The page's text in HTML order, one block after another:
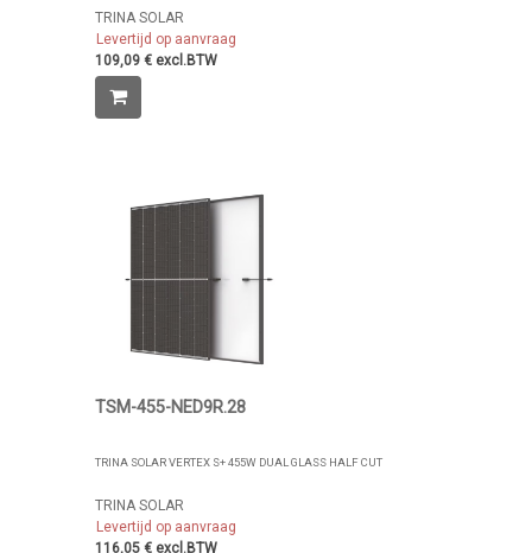
TRINA SOLAR
Levertijd op aanvraag
109,09 € excl.BTW
TSM-455-NED9R.28
TRINA SOLAR VERTEX S+ 455W DUAL GLASS HALF CUT
TRINA SOLAR
Levertijd op aanvraag
116,05 € excl.BTW